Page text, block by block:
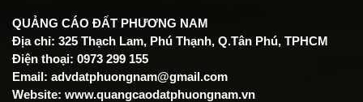
QUẢNG CÁO ĐẤT PHƯƠNG NAM
Địa chỉ: 325 Thạch Lam, Phú Thạnh, Q.Tân Phú, TPHCM
Điện thoại: 0973 299 155
Email: advdatphuongnam@gmail.com
Website: www.quangcaodatphuongnam.vn